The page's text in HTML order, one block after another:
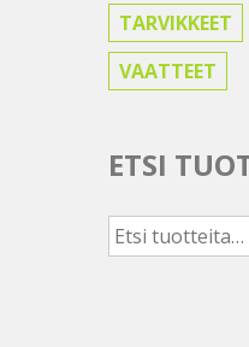
TARVIKKEET
VAATTEET
ETSI
Etsi: